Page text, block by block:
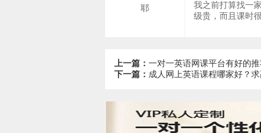
耶
我之前打算找一
级贵，而且课时
上一篇： 一对一英语网课平台有好的
下一篇： 成人网上英语课程哪家好？